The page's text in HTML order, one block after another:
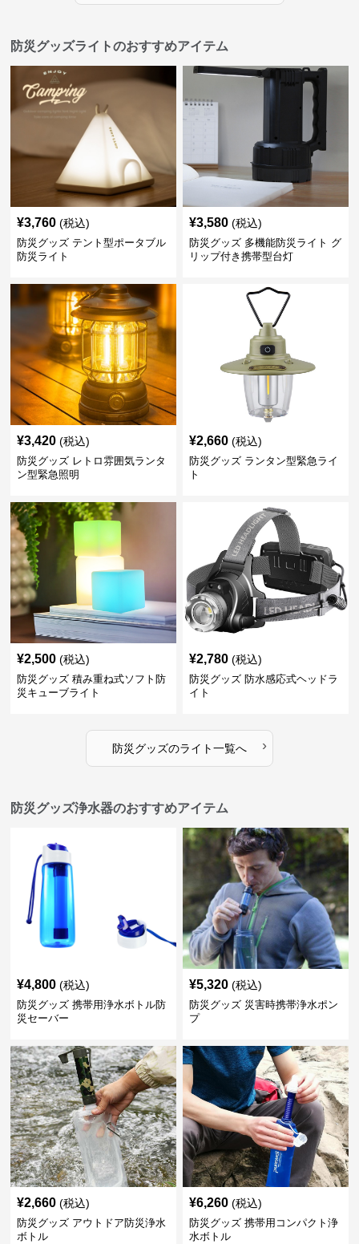
防災グッズライトのおすすめアイテム
¥3,760 (税込)
防災グッズ テント型ポータブル
防災ライト
¥3,580 (税込)
防災グッズ 多機能防災ライト グ
リップ付き携帯型台灯
¥3,420 (税込)
防災グッズ レトロ雰囲気ランタ
ン型緊急照明
¥2,660 (税込)
防災グッズ ランタン型緊急ライ
ト
¥2,500 (税込)
防災グッズ 積み重ね式ソフト防
災キューブライト
¥2,780 (税込)
防災グッズ 防水感応式ヘッドラ
イト
防災グッズのライト一覧へ ›
防災グッズ浄水器のおすすめアイテム
¥4,800 (税込)
防災グッズ 携帯用浄水ボトル防
災セーバー
¥5,320 (税込)
防災グッズ 災害時携帯浄水ポン
プ
¥2,660 (税込)
防災グッズ アウトドア防災浄水
ボトル
¥6,260 (税込)
防災グッズ 携帯用コンパクト浄
水ボトル